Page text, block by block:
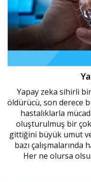
Yapay zeka sihirli
öldürücü, son derece
hastalıklarla
oluşturulmuş bir
gittiğini büyük umut
bazı çalışmalarında
Her ne olursa